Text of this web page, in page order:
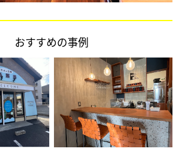
おすすめの事例